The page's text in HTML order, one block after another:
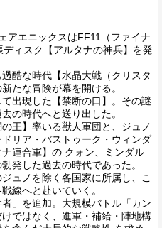
アエニックスはFF11（ファイナ
ィスク【アルタナの神兵】を発
酷な時代【水晶大戦（クリスタ
たな冒険が幕を開ける。
出現した【禁断の口】。その謎
の時代へと送り出した。
王】率いる獣人軍団と、ジュノ
リア・バストゥーク・ウィンダ
連合軍】の クォン、ミンダル
発した過去の時代であった。
ュノを除く各国家に所属し、こ
線へと赴いていく。
」を追加。大規模バトル「カン
ではなく、進軍・補給・陣地構